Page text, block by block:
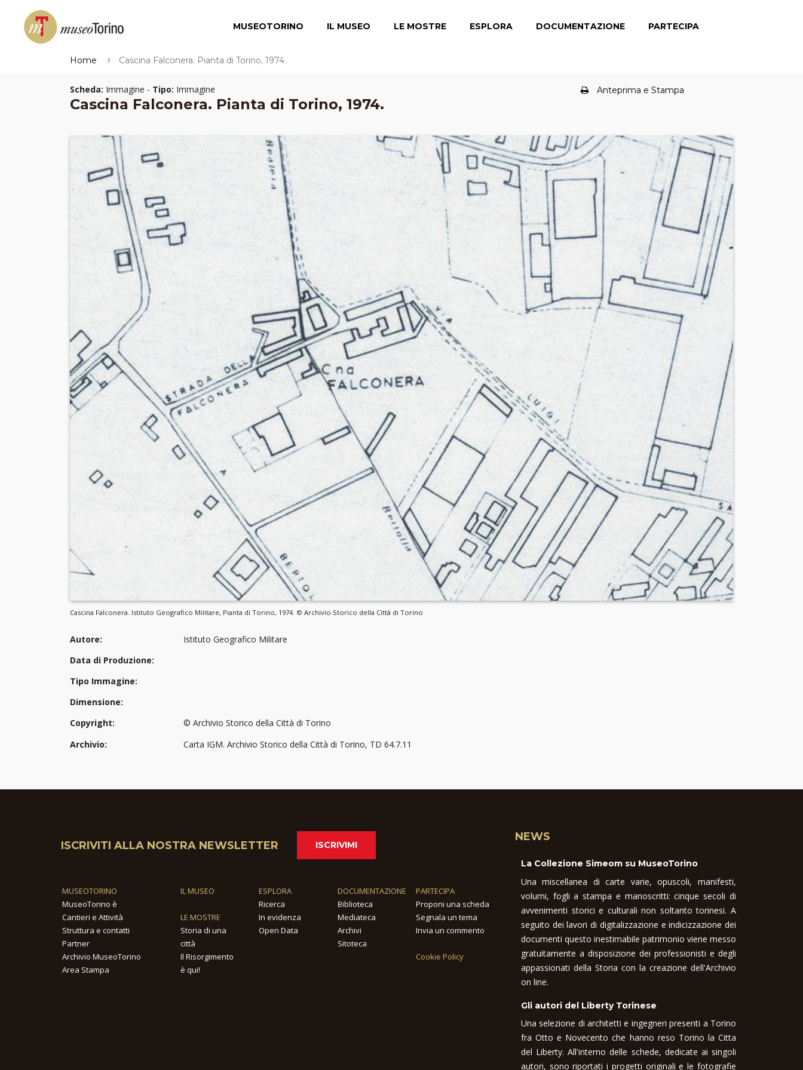
MUSEOTORINO IL MUSEO LE MOSTRE ESPLORA DOCUMENTAZIONE PARTECIPA
Home Cascina Falconera. Pianta di Torino, 1974.
Scheda: Immagine - Tipo: Immagine
Cascina Falconera. Pianta di Torino, 1974.
Anteprima e Stampa
Cascina Falconera. Istituto Geografico Militare, Pianta di Torino, 1974. © Archivio Storico della Città di Torino
Autore:
Istituto Geografico Militare
Data di Produzione:
Tipo Immagine:
Dimensione:
Copyright:
© Archivio Storico della Città di Torino
Archivio:
Carta IGM. Archivio Storico della Città di Torino, TD 64.7.11
ISCRIVITI ALLA NOSTRA NEWSLETTER ISCRIVIMI
MUSEOTORINO
MuseoTorino è
Cantieri e Attività
Struttura e contatti
Partner
Archivio MuseoTorino
Area Stampa
IL MUSEO
LE MOSTRE
Storia di una
città
Il Risorgimento
è qui!
ESPLORA
Ricerca
In evidenza
Open Data
DOCUMENTAZIONE
Biblioteca
Mediateca
Archivi
Sitoteca
PARTECIPA
Proponi una scheda
Segnala un tema
Invia un commento
Cookie Policy
NEWS
La Collezione Simeom su MuseoTorino
Una miscellanea di carte varie, opuscoli, manifesti,
volumi, fogli a stampa e manoscritti: cinque secoli di
avvenimenti storici e culturali non soltanto torinesi. A
seguito dei lavori di digitalizzazione e indicizzazione dei
documenti questo inestimabile patrimonio viene messo
gratuitamente a disposizione dei professionisti e degli
appassionati della Storia con la creazione dell'Archivio
on line.
Gli autori del Liberty Torinese
Una selezione di architetti e ingegneri presenti a Torino
fra Otto e Novecento che hanno reso Torino la Citta
del Liberty. All'interno delle schede, dedicate ai singoli
autori, sono riportati i progetti originali e le fotografie